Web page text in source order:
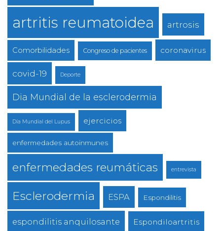
artritis reumatoidea artrosis
Comorbilidades Congreso de pacientes coronavirus
covid-19 Deporte
Dia Mundial de la esclerodermia
Día Mundial del Lupus ejercicios
enfermedades autoinmunes
enfermedades reumáticas entrevista
Esclerodermia ESPA Espondilitis
espondilitis anquilosante Espondiloartritis